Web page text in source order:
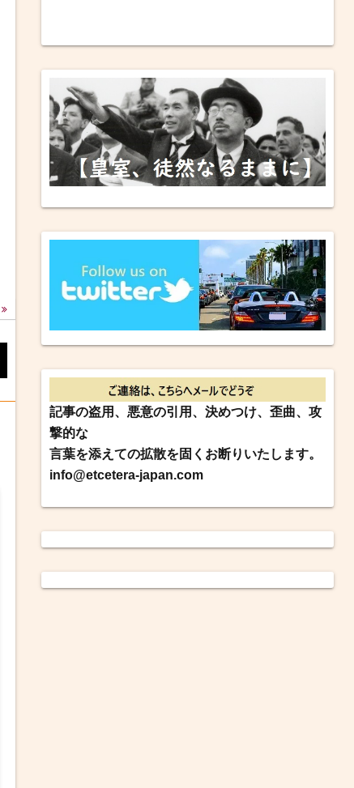
記事の盗用、悪意の引用、決めつけ、歪曲、攻
撃的な
言葉を添えての拡散を固くお断りいたします。
info@etcetera-japan.com